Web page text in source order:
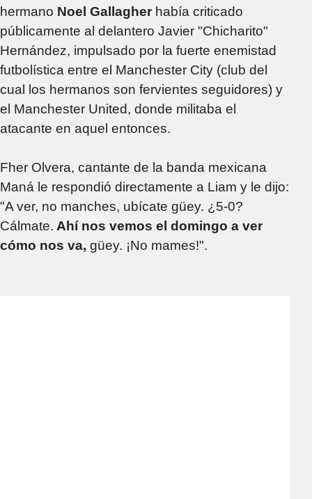
hermano Noel Gallagherhabía criticado
públicamente al delantero Javier "Chicharito"
Hernández, impulsado por la fuerte enemistad
futbolística entre el Manchester City (club del
cual los hermanos son fervientes seguidores) y
el Manchester United, donde militaba el
atacante en aquel entonces.
Fher Olvera, cantante de la banda mexicana
Maná le respondió directamente a Liam y le dijo:
"A ver, no manches, ubícate güey. ¿5-0?
Cálmate. Ahí nos vemos el domingo a ver
cómo nos va, güey. ¡No mames!".